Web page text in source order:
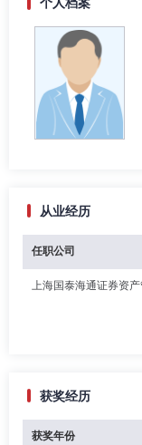
从业经历
任职公司
获奖经历
获奖年份